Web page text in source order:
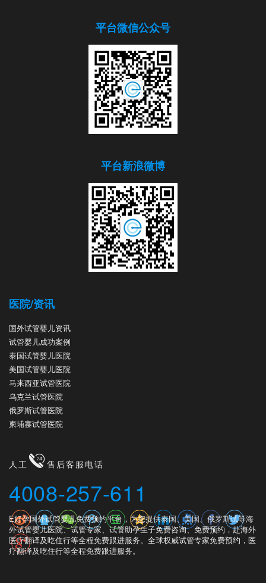
平台微信公众号
平台新浪微博
医院/资讯
国外试管婴儿资讯
试管婴儿成功案例
泰国试管婴儿医院
美国试管婴儿医院
马来西亚试管医院
乌克兰试管医院
俄罗斯试管医院
柬埔寨试管医院
人工 售后客服电话
4008-257-611
E好孕国外试管婴儿免费预约平台，为您提供泰国、美国、俄罗斯试等海
外试管婴儿医院、试管专家、试管助孕生子免费咨询、免费预约，赴海外
医疗翻译及吃住行等全程免费跟进服务。全球权威试管专家免费预约，医
疗翻译及吃住行等全程免费跟进服务。